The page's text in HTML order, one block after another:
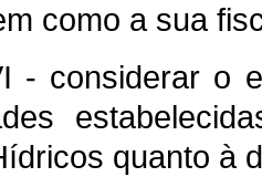
como a sua
- considerar o
quanto à